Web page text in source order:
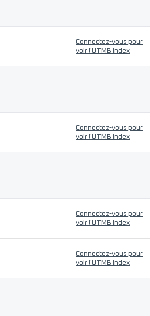
Connectez-vous pour
voir l'UTMB Index
Connectez-vous pour
voir l'UTMB Index
Connectez-vous pour
voir l'UTMB Index
Connectez-vous pour
voir l'UTMB Index